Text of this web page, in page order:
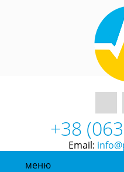
+38
Email:
меню